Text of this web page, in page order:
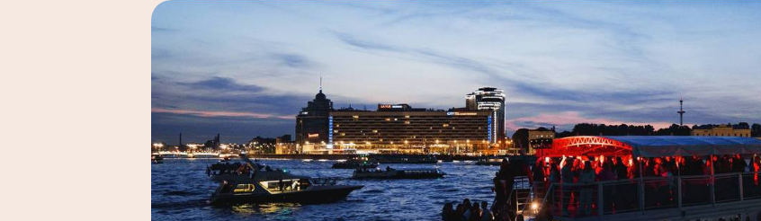
На комфортабельном двухпалубном теплоходе вас ждут бар, профессиональные
фотосессии все время путешествия, бесплатная бронь стола при покупке от 6